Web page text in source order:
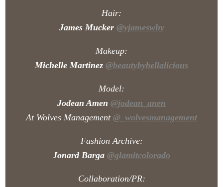
Hair:
James Mucker @yjameswhy
Makeup:
Michelle Martinez @beautybybellalicious
Model:
Jodean Amen @jodean_anen
At Wolves Management @ _wolvesmanagement
Fashion Archive:
Jonard Barga @glamitcolorado
Collaboration/PR: